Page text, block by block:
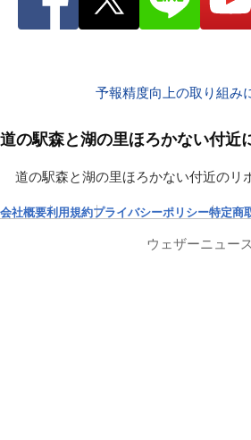
予報精度向上の取り組み
道の駅森と湖の里ほろかない付近
道の駅森と湖の里ほろかない付近のリ
会社概要利用規約プライバシーポリシー特定商
ウェザーニュース